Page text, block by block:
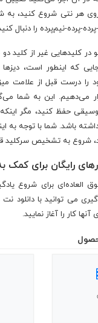
هر نتی شروع کنید، به
پرده-نیم‌پرده را دنبال
در کلیدهایی غیر از کلید دو
که اینطور است،
را درست قبل از علامت
می‌دهیم. این به شما
حفظ کنید، مگر اینکه
باشد. شما با توجه به
شروع به تشخیص سرکلید
رایگان برای کمک
العاده‌ای برای شروع
می توانید با دانلود
کار را آغاز نمایید.